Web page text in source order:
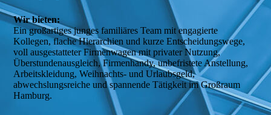
Wir bieten:
Ein großartiges junges familiäres Team mit engagierte
Kollegen, flache Hierarchien und kurze Entscheidungswege,
voll ausgestatteter Firmenwagen mit privater Nutzung,
Überstundenausgleich, Firmenhandy, unbefristete Anstellung,
Arbeitskleidung, Weihnachts- und Urlaubsgeld,
abwechslungsreiche und spannende Tätigkeit im Großraum
Hamburg.